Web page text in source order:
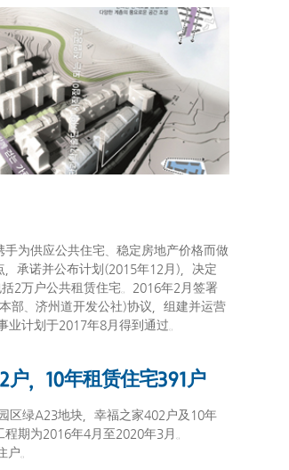
为供应公共住宅、稳定房地产价格而做
，承诺并公布计划(2015年12月)，决定
2万户公共租赁住宅。2016年2月签署
部、济州道开发公社)协议，组建并运营
计划于2017年8月得到通过。
，10年租赁住宅391户
区绿A23地块，幸福之家402户及10年
期为2016年4月至2020年3月。
。